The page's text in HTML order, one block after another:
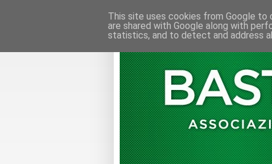
This site uses cookies from Google to
are shared with Google along with
statistics, and to detect and address